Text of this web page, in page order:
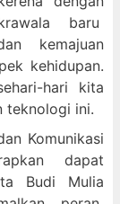
baru
kemajuan
kehidupan.
hari kita
teknologi ini.
Komunikasi
dapat
Budi Mulia